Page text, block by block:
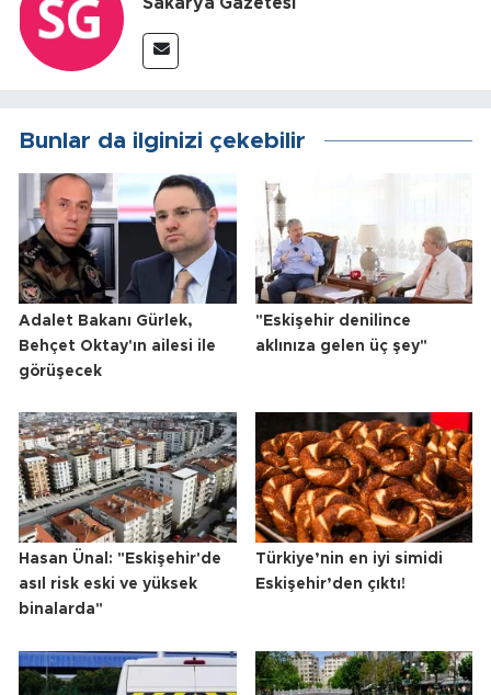
Bunlar da ilginizi çekebilir
Adalet Bakanı Gürlek,
Behçet Oktay'ın ailesi ile
görüşecek
"Eskişehir denilince
aklınıza gelen üç şey"
Hasan Ünal: "Eskişehir'de
asıl risk eski ve yüksek
binalarda"
Türkiye’nin en iyi simidi
Eskişehir’den çıktı!